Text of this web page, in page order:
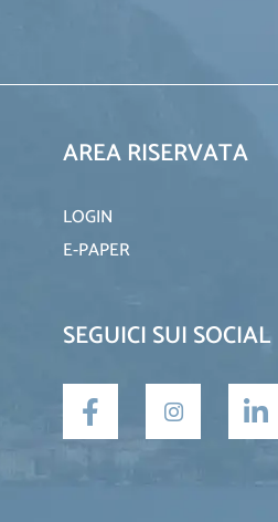
AREA RISERVATA
LOGIN
E-PAPER
SEGUICI SUI SOCIAL